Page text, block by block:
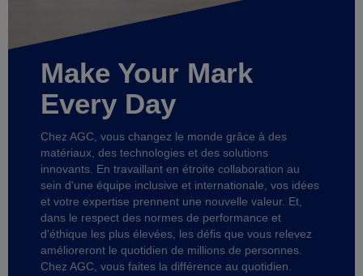
Make Your Mark
Every Day
Chez AGC, vous changez le monde grâce à des
matériaux, des technologies et des solutions
innovants. En travaillant en étroite collaboration au
sein d'une équipe inclusive et internationale, vos idées
et votre expertise prennent une nouvelle valeur. Et,
dans le respect des normes de performance et
d'éthique les plus élevées, les défis que vous relevez
amélioreront le quotidien de millions de personnes.
Chez AGC, vous faites la différence au quotidien.